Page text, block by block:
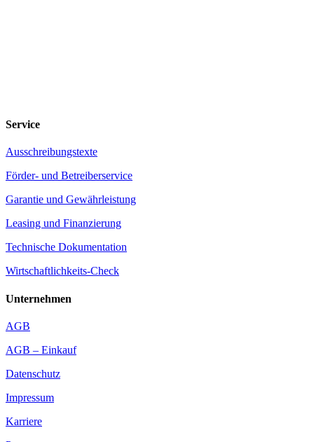
Service
Ausschreibungstexte
Förder- und Betreiberservice
Garantie und Gewährleistung
Leasing und Finanzierung
Technische Dokumentation
Wirtschaftlichkeits-Check
Unternehmen
AGB
AGB – Einkauf
Datenschutz
Impressum
Karriere